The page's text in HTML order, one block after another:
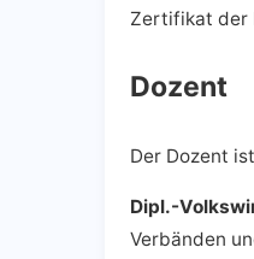
Zertifikat der
Dozent
Der Dozent
Dipl.-
Verbänden